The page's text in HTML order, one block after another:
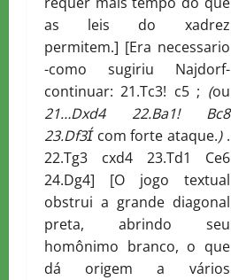
as leis do xadrez
permitem.] [Era necessario
-como sugiriu Najdorf-
continuar: 21.Tc3! c5 ; (ou
21…Dxd4 22.Ba1! Bc8
23.Df3com forte ataque.) .
22.Tg3 cxd4 23.Td1 Ce6
24.Dg4] [O jogo textual
obstrui a grande diagonal
preta, abrindo seu
homônimo branco, o que
dá origem a vários